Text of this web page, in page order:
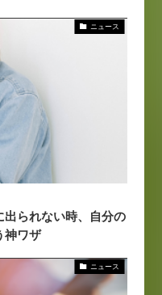
ニュース
出られない時、自分の
神ワザ
ニュース